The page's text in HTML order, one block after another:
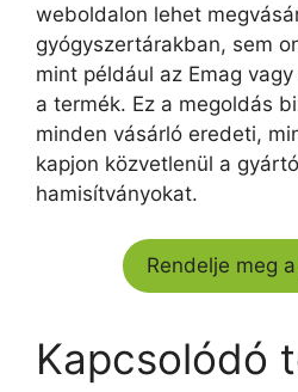
weboldalon lehet
gyógyszertárakban, sem
mint például az Emag
a termék. Ez a megoldás
minden vásárló eredeti,
kapjon közvetlenül a
hamisítványokat.
Rendelje meg
Kapcsolódó